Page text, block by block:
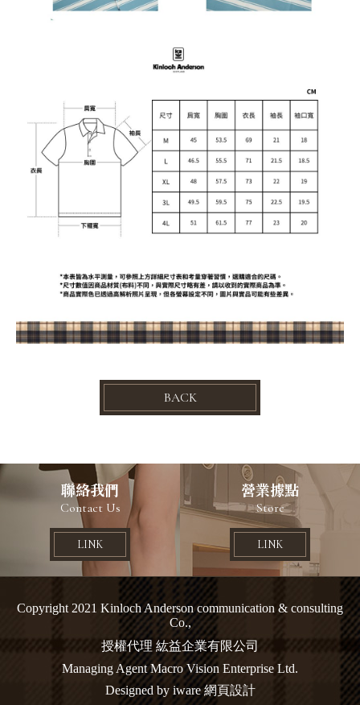
BACK
聯絡我們
Contact Us
LINK
營業據點
Store
LINK
Copyright 2021 Kinloch Anderson communication & consulting
Co.,
授權代理 紘益企業有限公司
Managing Agent Macro Vision Enterprise Ltd.
Designed by iware網頁設計